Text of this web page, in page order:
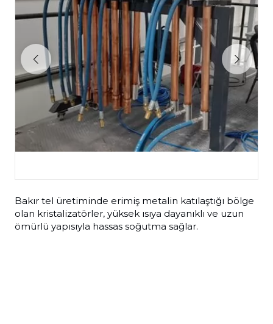
Bakır tel üretiminde erimiş metalin katılaştığı bölge
olan kristalizatörler, yüksek ısıya dayanıklı ve uzun
ömürlü yapısıyla hassas soğutma sağlar.